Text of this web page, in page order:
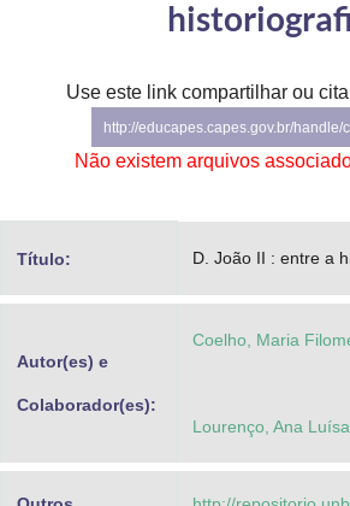
Controladoria-Geral da União
Secretaria-Geral
Secretaria de Governo
Gabinete de Segurança Institucional
Use este link compartilhar ou
http://educapes.capes.gov.br/handle/
Não existem arquivos
Título: D. João II : entre a
Autor(es) e
Colaborador(es):
Coelho, Maria
Lourenço, Ana